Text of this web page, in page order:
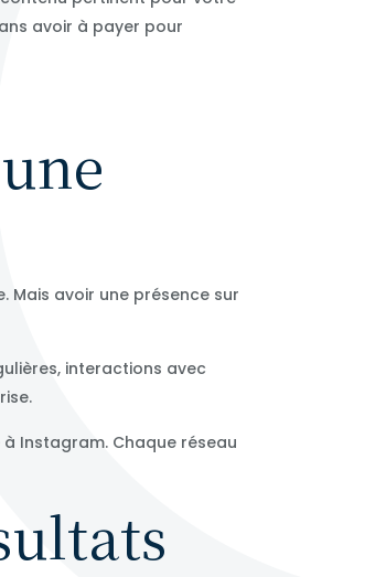
avoir à payer pour
Mais avoir une présence sur
interactions avec
Instagram. Chaque réseau